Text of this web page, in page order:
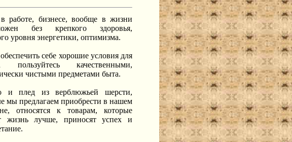
работе, бизнесе, вообще в жизни
без крепкого здоровья,
уровня энергетики, оптимизма.
себе хорошие условия для
пользуйтесь качественными,
чистыми предметами быта.
и плед из верблюжьей шерсти,
мы предлагаем приобрести в нашем
относятся к товарам, которые
жизнь лучше, приносят успех и